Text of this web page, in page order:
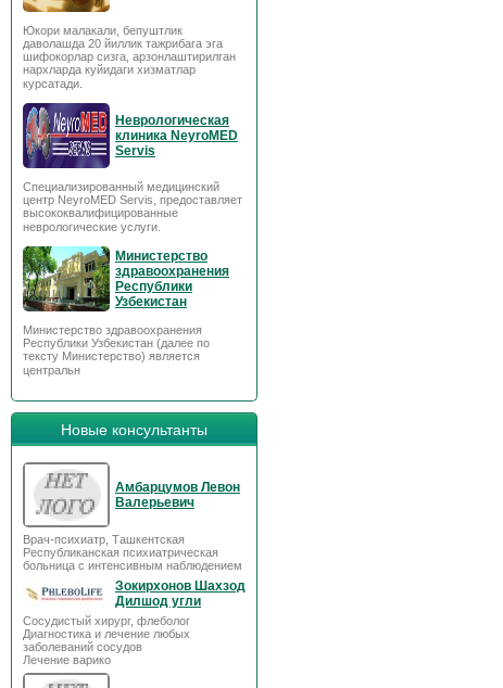
Юкори малакали, бепуштлик
даволашда 20 йиллик тажрибага эга
шифокорлар сизга, арзонлаштирилган
нархларда куйидаги хизматлар
курсатади.
Неврологическая
клиника NeyroMED
Servis
Специализированный медицинский
центр NeyroMED Servis, предоставляет
высококвалифицированные
неврологические услуги.
Министерство
здравоохранения
Республики
Узбекистан
Министерство здравоохранения
Республики Узбекистан (далее по
тексту Министерство) является
центральн
Новые консультанты
Амбарцумов Левон
Валерьевич
Врач-психиатр, Ташкентская
Республиканская психиатрическая
больница с интенсивным наблюдением
Зокирхонов Шахзод
Дилшод угли
Сосудистый хирург, флеболог
Диагностика и лечение любых
заболеваний сосудов
Лечение варико